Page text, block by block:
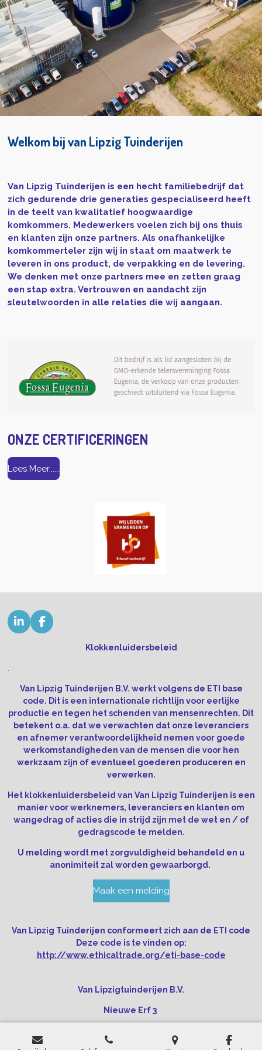
Welkom bij van Lipzig Tuinderijen
Van Lipzig Tuinderijen is een hecht familiebedrijf dat
zich gedurende drie generaties gespecialiseerd heeft
in de teelt van kwalitatief hoogwaardige
komkommers. Medewerkers voelen zich bij ons thuis
en klanten zijn onze partners. Als onafhankelijke
komkommerteler zijn wij in staat om maatwerk te
leveren in ons product, de verpakking en de levering.
We denken met onze partners mee en zetten graag
een stap extra. Vertrouwen en aandacht zijn
sleutelwoorden in alle relaties die wij aangaan.
ONZE CERTIFICERINGEN
Lees Meer......
L
i
F
a
o
k
Klokkenluidersbeleid
Van Lipzig Tuinderijen B.V. werkt volgens de ETI base
code. Dit is een internationale richtlijn voor eerlijke
productie en tegen het schenden van mensenrechten. Dit
betekent o.a. dat we verwachten dat onze leveranciers
en afnemer verantwoordelijkheid nemen voor goede
werkomstandigheden van de mensen die voor hen
werkzaam zijn of eventueel goederen produceren en
verwerken.
Het klokkenluidersbeleid van Van Lipzig Tuinderijen is een
manier voor werknemers, leveranciers en klanten om
wangedrag of acties die in strijd zijn met de wet en / of
gedragscode te melden.
U melding wordt met zorgvuldigheid behandeld en u
anonimiteit zal worden gewaarborgd.
Maak een melding
Van Lipzig Tuinderijen conformeert zich aan de ETI code
Deze code is te vinden op:
http://www.ethicaltrade.org/eti-base-code
Van Lipzigtuinderijen B.V.
Nieuwe Erf 3